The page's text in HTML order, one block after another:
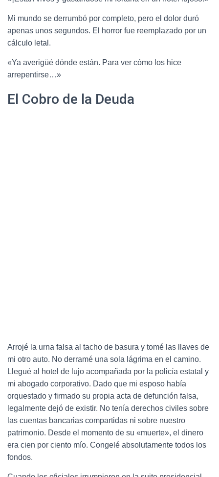
Mi mundo se derrumbó por completo, pero el dolor duró
apenas unos segundos. El horror fue reemplazado por un
cálculo letal.
«Ya averigüé dónde están. Para ver cómo los hice
arrepentirse…»
El Cobro de la Deuda
Arrojé la urna falsa al tacho de basura y tomé las llaves de
mi otro auto. No derramé una sola lágrima en el camino.
Llegué al hotel de lujo acompañada por la policía estatal y
mi abogado corporativo. Dado que mi esposo había
orquestado y firmado su propia acta de defunción falsa,
legalmente dejó de existir. No tenía derechos civiles sobre
las cuentas bancarias compartidas ni sobre nuestro
patrimonio. Desde el momento de su «muerte», el dinero
era cien por ciento mío. Congelé absolutamente todos los
fondos.